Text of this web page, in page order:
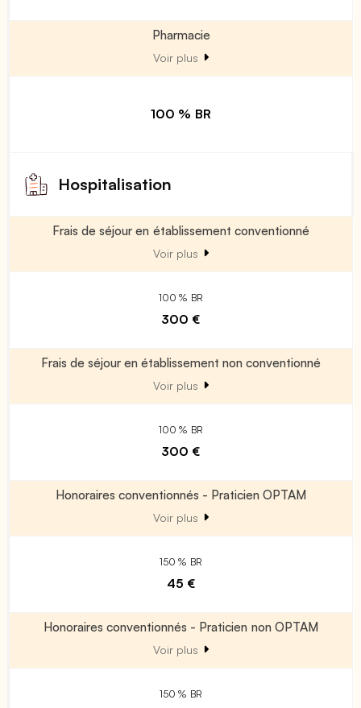
Pharmacie
Voir plus
100 % BR
Hospitalisation
Frais de séjour en établissement conventionné
Voir plus
100 % BR
300 €
Frais de séjour en établissement non conventionné
Voir plus
100 % BR
300 €
Honoraires conventionnés - Praticien OPTAM
Voir plus
150 % BR
45 €
Honoraires conventionnés - Praticien non OPTAM
Voir plus
150 % BR